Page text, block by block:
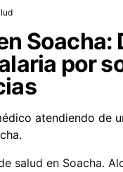
por
salud en Soacha.